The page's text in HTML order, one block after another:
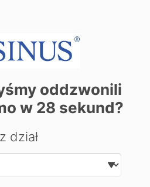
Leaflet| ©OpenStreetMap
oddzwonili
w 28 sekund?
dział